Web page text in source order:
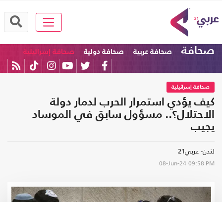
صحافة صحافة عربية صحافة دولية صحافة إسرائيلية
صحافة إسرائيلية
كيف يؤدي استمرار الحرب لدمار دولة
الاحتلال؟.. مسؤول سابق في الموساد
يجيب
لندن- عربي21
08-Jun-24 09:58 PM